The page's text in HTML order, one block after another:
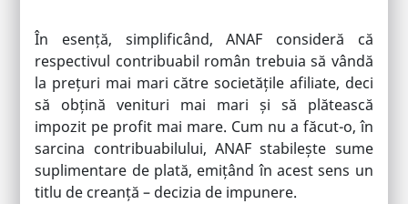
În esență, simplificând, ANAF consideră că
respectivul contribuabil român trebuia să vândă
la prețuri mai mari către societățile afiliate, deci
să obțină venituri mai mari și să plătească
impozit pe profit mai mare. Cum nu a făcut-o, în
sarcina contribuabilului, ANAF stabilește sume
suplimentare de plată, emițând în acest sens un
titlu de creanță – decizia de impunere.